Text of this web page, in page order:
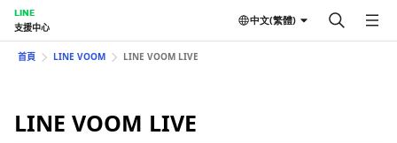
LINE
支援中心
中文(繁體)
首頁 LINE VOOM LINE VOOM LIVE
LINE VOOM LIVE